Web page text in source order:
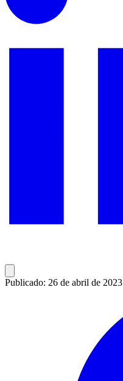
Publicado: 26 de abril de 2023